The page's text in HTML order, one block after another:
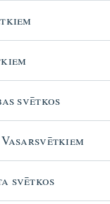
svētkos
svētkos